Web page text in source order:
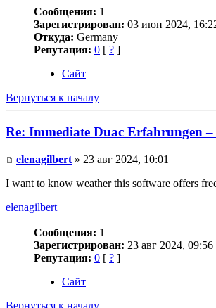
Сообщения: 1
Зарегистрирован: 03 июн 2024,
Откуда: Germany
Репутация: 0 [ ? ]
Сайт
Вернуться к началу
Re: Immediate Duac Erfahrungen
elenagilbert » 23 авг 2024, 10:01
I want to know weather this software offers
elenagilbert
Сообщения: 1
Зарегистрирован: 23 авг 2024, 09:56
Репутация: 0 [ ? ]
Сайт
Вернуться к началу